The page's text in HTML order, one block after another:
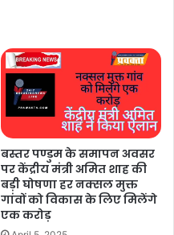
बस्तर पण्डुम के समापन अवसर
पर केंद्रीय मंत्री अमित शाह की
बड़ी घोषणा हर नक्सल मुक्त
गांवों को विकास के लिए मिलेंगे
एक करोड़